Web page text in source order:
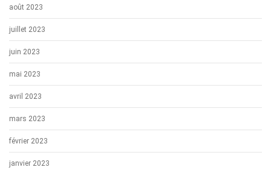
août 2023
juillet 2023
juin 2023
mai 2023
avril 2023
mars 2023
février 2023
janvier 2023